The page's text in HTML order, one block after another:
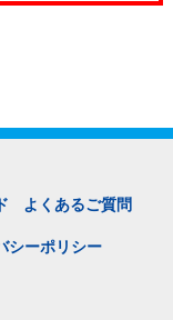
よくあるご質問
シーポリシー